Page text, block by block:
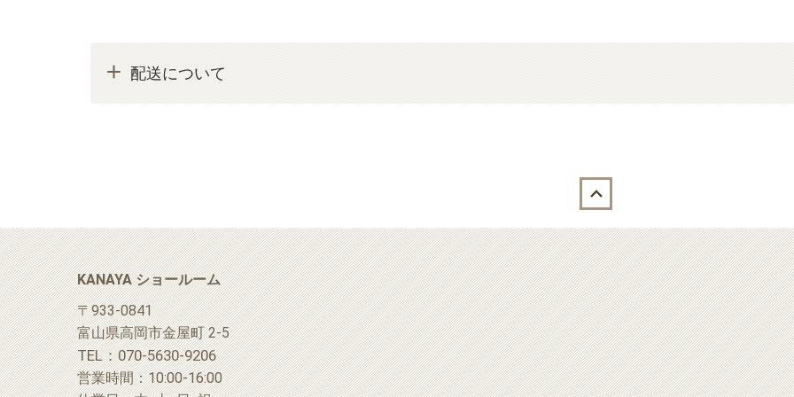
配送について
KANAYA ショールーム
〒933-0841
富山県高岡市金屋町 2-5
TEL：070-5630-9206
営業時間：10:00-16:00